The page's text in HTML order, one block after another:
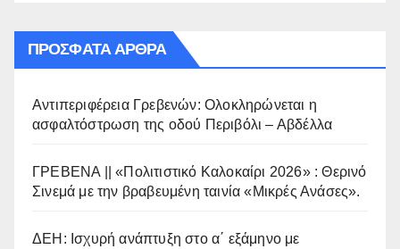
ΠΡΌΣΦΑΤΑ ΆΡΘΡΑ
Αντιπεριφέρεια Γρεβενών: Ολοκληρώνεται η
ασφαλτόστρωση της οδού Περιβόλι – Αβδέλλα
ΓΡΕΒΕΝΑ || «Πολιτιστικό Καλοκαίρι 2026» : Θερινό
Σινεμά με την βραβευμένη ταινία «Μικρές Ανάσες».
ΔΕΗ: Ισχυρή ανάπτυξη στο α΄ εξάμηνο με